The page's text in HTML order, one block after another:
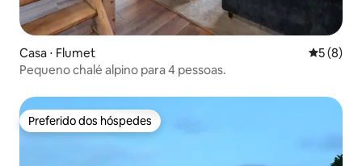
Casa ⋅ Flumet 5 de
5 (8)
Pequeno chalé alpino para 4 pessoas.
Preferido dos hóspedes
Preferido dos hóspedes